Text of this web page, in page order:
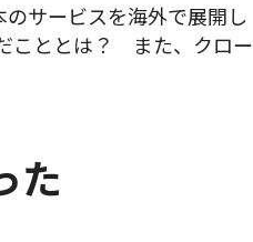
サービスを海外で展開し
こととは？ また、クロー
た